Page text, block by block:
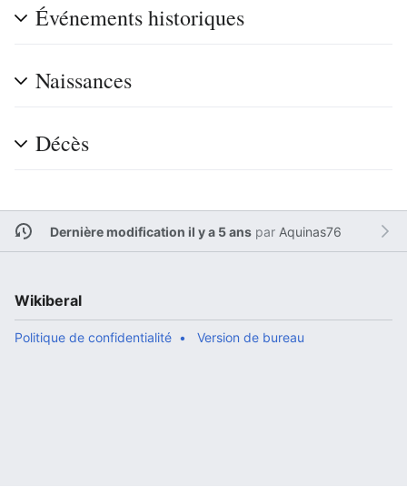
Événements historiques
Naissances
Décès
Dernière modification il y a 5 anspar Aquinas76
Wikiberal
Politique de confidentialité Version de bureau